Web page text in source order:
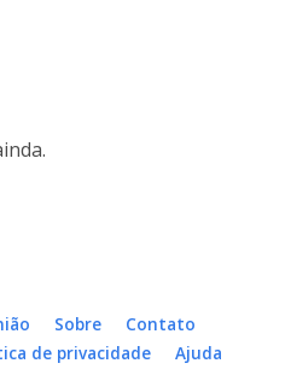
Sobre
Contato
de privacidade Ajuda